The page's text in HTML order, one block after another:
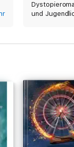
und
zu anderen
Regierung
welche in
gibt es eine
den ärmeren
Tests,
Kinder (im
Day wird als